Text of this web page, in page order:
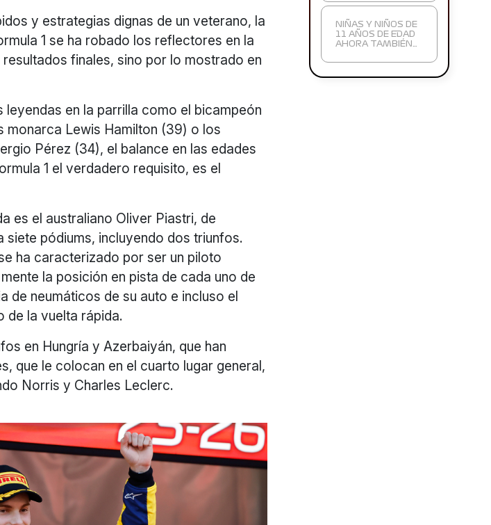
y estrategias dignas de un veterano, la
1 se ha robado los reflectores en la
finales, sino por lo mostrado en
leyendas en la parrilla como el bicampeón
monarca Lewis Hamilton (39) o los
Pérez (34), el balance en las edades
1 el verdadero requisito, es el
es el australiano Oliver Piastri, de
siete pódiums, incluyendo dos triunfos.
ha caracterizado por ser un piloto
la posición en pista de cada uno de
de neumáticos de su auto e incluso el
de la vuelta rápida.
en Hungría y Azerbaiyán, que han
que le colocan en el cuarto lugar general,
Norris y Charles Leclerc.
NIÑAS Y NIÑOS DE
11 AÑOS DE EDAD
AHORA TAMBIÉN…